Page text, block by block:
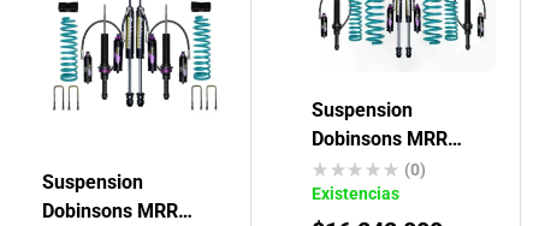
Suspension
Dobinsons MRR
Suspension
Dobinsons MRR
Toyota Txl (0)
Existencias